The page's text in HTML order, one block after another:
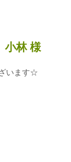
小林 様
います☆